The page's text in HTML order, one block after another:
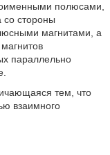
полюсами,
со стороны
магнитами, а
параллельно
тем, что
взаимного